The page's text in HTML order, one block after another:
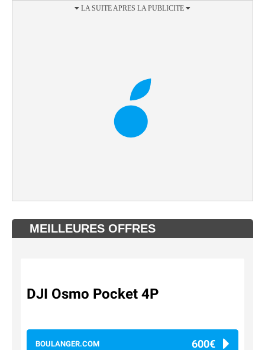
MEILLEURES OFFRES
DJI Osmo Pocket 4P
BOULANGER.COM 600€